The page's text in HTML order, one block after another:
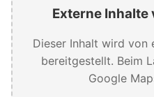
Externe Inhalte
Dieser Inhalt wird von
bereitgestellt. Beim
Google